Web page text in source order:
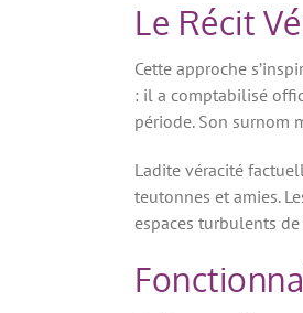
Le Récit
Cette approche
: il a comptabilisé
période. Son surnom
Ladite véracité
teutonnes et amies.
espaces turbulents